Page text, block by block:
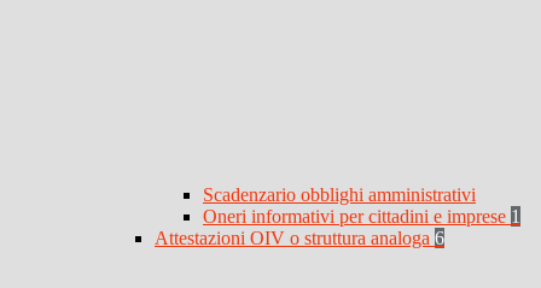
Scadenzario obblighi amministrativi
Oneri informativi per cittadini e imprese 1
Attestazioni OIV o struttura analoga 6